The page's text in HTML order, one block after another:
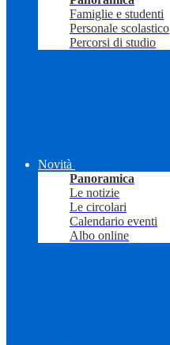
Famiglie e studenti
Personale scolastico
Percorsi di studio
Novità
Panoramica
Le notizie
Le circolari
Calendario eventi
Albo online